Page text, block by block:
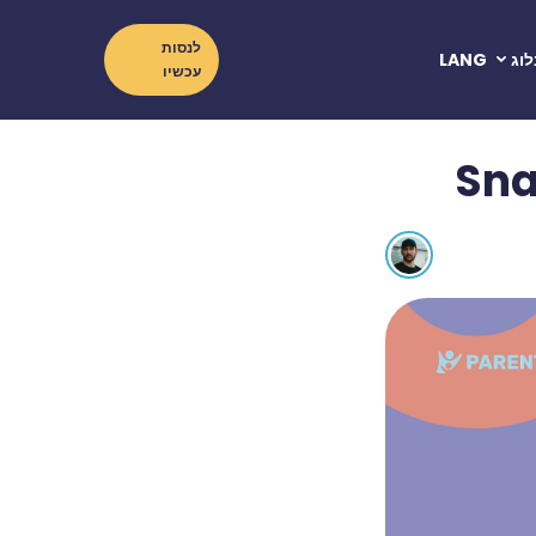
LANG
לנסות
עכשיו